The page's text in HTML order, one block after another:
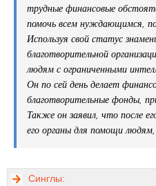
трудные финансовые
помочь всем нуждающимся,
Используя свой статус
благотворительной
людям с ограниченными
Он по сей день делает
благотворительные фонды,
Также он заявил, что после
его органы для помощи
Синглы: